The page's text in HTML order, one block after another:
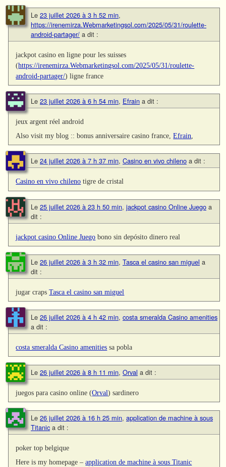
Le 23 juillet 2026 à 3 h 52 min,
https://irenemirza.Webmarketingsol.com/2025/05/31/roulette-
android-partager/ a dit :
jackpot casino en ligne pour les suisses
(https://irenemirza.Webmarketingsol.com/2025/05/31/roulette-
android-partager/) ligne france
Le 23 juillet 2026 à 6 h 54 min, Efrain a dit :
jeux argent réel android
Also visit my blog :: bonus anniversaire casino france,Efrain,
Le 24 juillet 2026 à 7 h 37 min, Casino en vivo chileno a dit :
Casino en vivo chileno tigre de cristal
Le 25 juillet 2026 à 23 h 50 min, jackpot casino Online Juego a
dit :
jackpot casino Online Juego bono sin depósito dinero real
Le 26 juillet 2026 à 3 h 32 min, Tasca el casino san miguel a
dit :
jugar crapsTasca el casino san miguel
Le 26 juillet 2026 à 4 h 42 min, costa smeralda Casino amenities
a dit :
costa smeralda Casino amenities sa pobla
Le 26 juillet 2026 à 8 h 11 min, Orval a dit :
juegos para casino online (Orval) sardinero
Le 26 juillet 2026 à 16 h 25 min, application de machine à sous
Titanic a dit :
poker top belgique
Here is my homepage –application de machine à sous Titanic